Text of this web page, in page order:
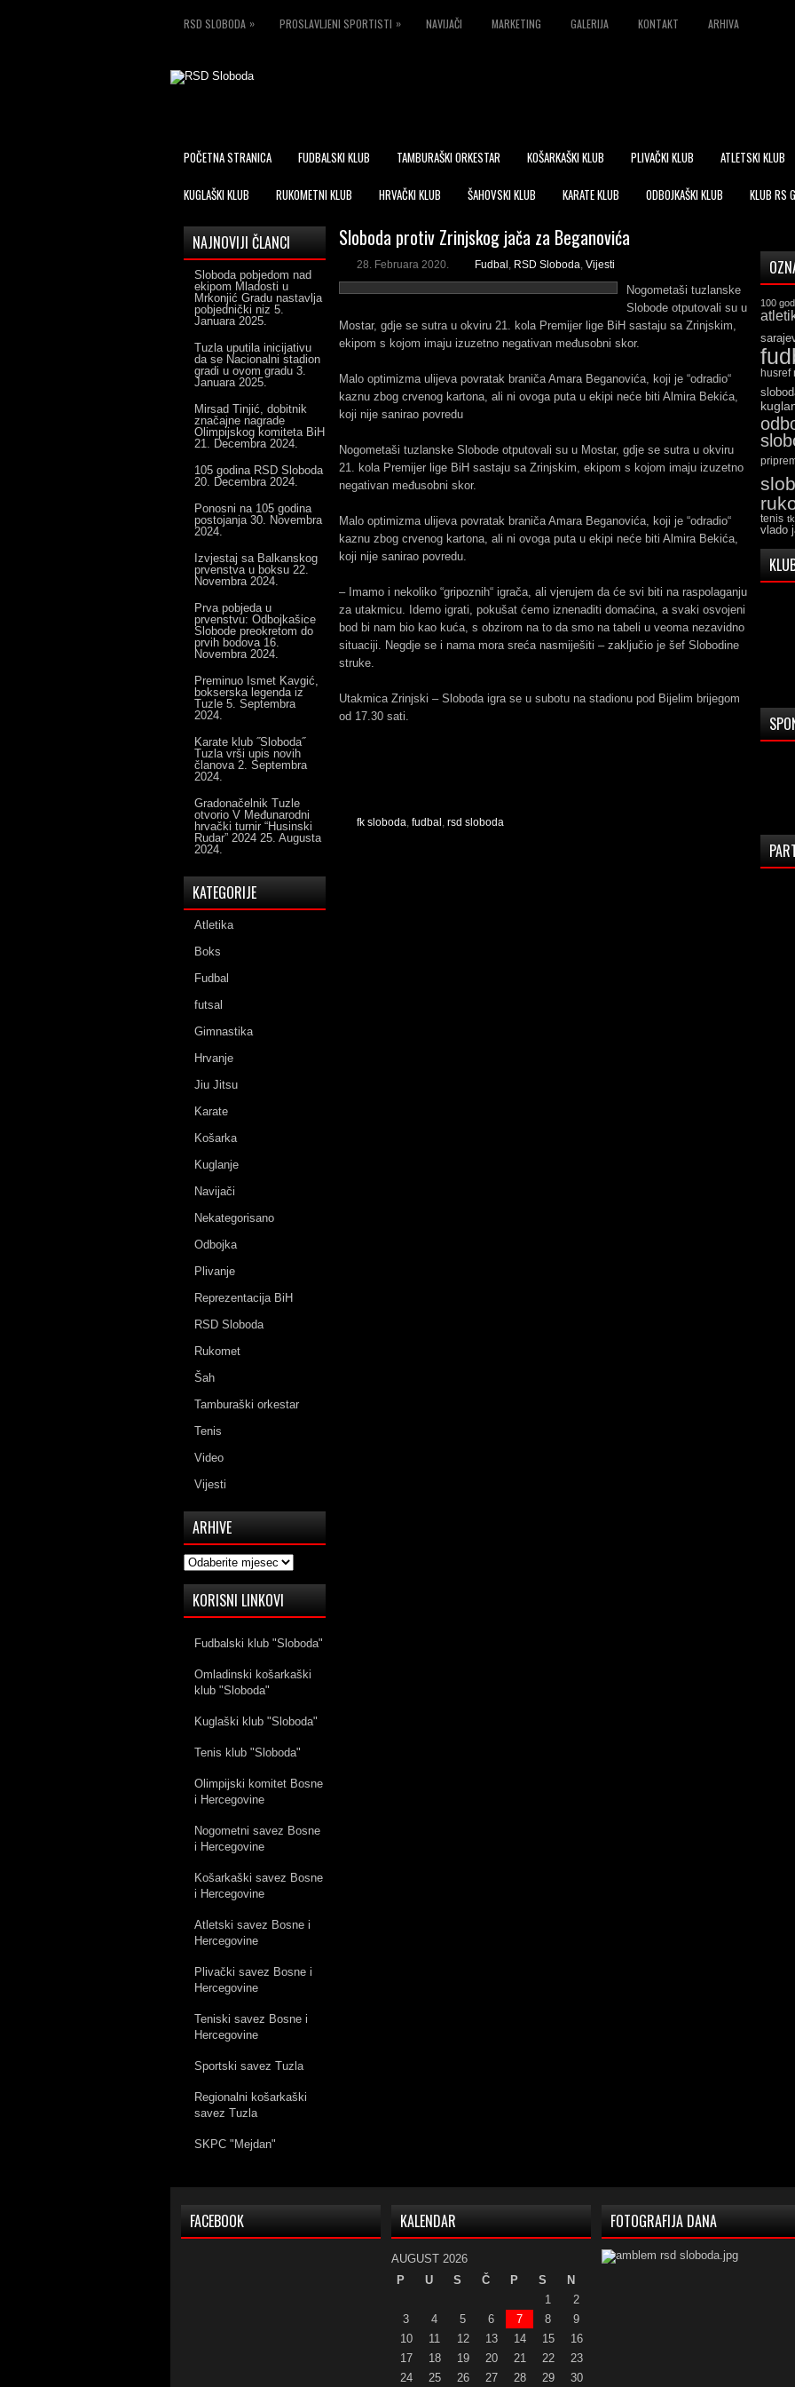
RSD SLOBODA » PROSLAVLJENI SPORTISTI » NAVIJAČI MARKETING GALERIJA KONTAKT ARHIVA
POČETNA STRANICA FUDBALSKI KLUB TAMBURAŠKI ORKESTAR KOŠARKAŠKI KLUB PLIVAČKI KLUB ATLETSKI KLUB
KUGLAŠKI KLUB RUKOMETNI KLUB HRVAČKI KLUB ŠAHOVSKI KLUB KARATE KLUB ODBOJKAŠKI KLUB KLUB RS
Sloboda protiv Zrinjskog jača za Beganovića
28. Februara 2020. Fudbal , RSD Sloboda, Vijesti
Nogometaši tuzlanske
Slobode otputovali su u
Mostar, gdje se sutra u okviru 21. kola Premijer lige BiH sastaju sa Zrinjskim,
ekipom s kojom imaju izuzetno negativan međusobni skor.
Malo optimizma ulijeva povratak braniča Amara Beganovića, koji je “odradio“
kaznu zbog crvenog kartona, ali ni ovoga puta u ekipi neće biti Almira Bekića,
koji nije sanirao povredu
Nogometaši tuzlanske Slobode otputovali su u Mostar, gdje se sutra u okviru
21. kola Premijer lige BiH sastaju sa Zrinjskim, ekipom s kojom imaju izuzetno
negativan međusobni skor.
Malo optimizma ulijeva povratak braniča Amara Beganovića, koji je “odradio“
kaznu zbog crvenog kartona, ali ni ovoga puta u ekipi neće biti Almira Bekića,
koji nije sanirao povredu.
– Imamo i nekoliko “gripoznih“ igrača, ali vjerujem da će svi biti na raspolaganju
za utakmicu. Idemo igrati, pokušat ćemo iznenaditi domaćina, a svaki osvojeni
bod bi nam bio kao kuća, s obzirom na to da smo na tabeli u veoma nezavidno
situaciji. Negdje se i nama mora sreća nasmiješiti – zaključio je šef Slobodine
struke.
Utakmica Zrinjski – Sloboda igra se u subotu na stadionu pod Bijelim brijegom
od 17.30 sati.
fk sloboda, fudbal , rsd sloboda
NAJNOVIJI ČLANCI
Sloboda pobjedom nad
ekipom Mladosti u
Mrkonjić Gradu nastavlja
pobjednički niz 5.
Januara 2025.
Tuzla uputila inicijativu
da se Nacionalni stadion
gradi u ovom gradu 3.
Januara 2025.
Mirsad Tinjić, dobitnik
značajne nagrade
Olimpijskog komiteta BiH
21. Decembra 2024.
105 godina RSD Sloboda
20. Decembra 2024.
Ponosni na 105 godina
postojanja 30. Novembra
2024.
Izvjestaj sa Balkanskog
prvenstva u boksu 22.
Novembra 2024.
Prva pobjeda u
prvenstvu: Odbojkašice
Slobode preokretom do
prvih bodova 16.
Novembra 2024.
Preminuo Ismet Kavgić,
bokserska legenda iz
Tuzle 5. Septembra
2024.
Karate klub ˝Sloboda˝
Tuzla vrši upis novih
članova 2. Septembra
2024.
Gradonačelnik Tuzle
otvorio V Međunarodni
hrvački turnir “Husinski
Rudar” 2024 25. Augusta
2024.
KATEGORIJE
Atletika
Boks
Fudbal
futsal
Gimnastika
Hrvanje
Jiu Jitsu
Karate
Košarka
Kuglanje
Navijači
Nekategorisano
Odbojka
Plivanje
Reprezentacija BiH
RSD Sloboda
Rukomet
Šah
Tamburaški orkestar
Tenis
Video
Vijesti
ARHIVE
Arhive
KORISNI LINKOVI
Fudbalski klub "Sloboda"
Omladinski košarkaški
klub "Sloboda"
Kuglaški klub "Sloboda"
Tenis klub "Sloboda"
Olimpijski komitet Bosne
i Hercegovine
Nogometni savez Bosne
i Hercegovine
Košarkaški savez Bosne
i Hercegovine
Atletski savez Bosne i
Hercegovine
Plivački savez Bosne i
Hercegovine
Teniski savez Bosne i
Hercegovine
Sportski savez Tuzla
Regionalni košarkaški
savez Tuzla
SKPC "Mejdan"
100
husref
tenis
vlado
FACEBOOK KALENDAR
AUGUST 2026
P
U S Č P S
N
1
2
3
4 5 6 7 8
9
10
11 12 13 14 15
16
17
18 19 20 21 22
23
24
25 26 27 28 29 30
FOTOGRAFIJA DANA